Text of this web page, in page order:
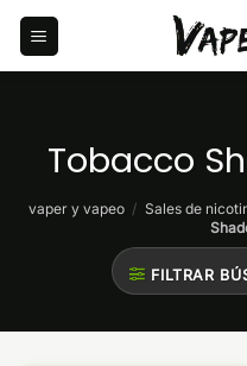
Saltar
contenido
Tobacco
vaper y vapeo / Sales de
FILTRAR